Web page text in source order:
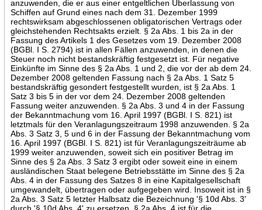
anzuwenden, die er aus einer entgeltlichen Überlassung von
Schiffen auf Grund eines nach dem 31. Dezember 1999
rechtswirksam abgeschlossenen obligatorischen Vertrags oder
gleichstehenden Rechtsakts erzielt. § 2a Abs. 1 bis 2a in der
Fassung des Artikels 1 des Gesetzes vom 19. Dezember 2008
(BGBl. I S. 2794) ist in allen Fällen anzuwenden, in denen die
Steuer noch nicht bestandskräftig festgesetzt ist. Für negative
Einkünfte im Sinne des § 2a Abs. 1 und 2, die vor der ab dem 24.
Dezember 2008 geltenden Fassung nach § 2a Abs. 1 Satz 5
bestandskräftig gesondert festgestellt wurden, ist § 2a Abs. 1
Satz 3 bis 5 in der vor dem 24. Dezember 2008 geltenden
Fassung weiter anzuwenden. § 2a Abs. 3 und 4 in der Fassung
der Bekanntmachung vom 16. April 1997 (BGBl. I S. 821) ist
letztmals für den Veranlagungszeitraum 1998 anzuwenden. § 2a
Abs. 3 Satz 3, 5 und 6 in der Fassung der Bekanntmachung vom
16. April 1997 (BGBl. I S. 821) ist für Veranlagungszeiträume ab
1999 weiter anzuwenden, soweit sich ein positiver Betrag im
Sinne des § 2a Abs. 3 Satz 3 ergibt oder soweit eine in einem
ausländischen Staat belegene Betriebsstätte im Sinne des § 2a
Abs. 4 in der Fassung des Satzes 8 in eine Kapitalgesellschaft
umgewandelt, übertragen oder aufgegeben wird. Insoweit ist in §
2a Abs. 3 Satz 5 letzter Halbsatz die Bezeichnung '§ 10d Abs. 3'
durch '§ 10d Abs. 4' zu ersetzen. § 2a Abs. 4 ist für die